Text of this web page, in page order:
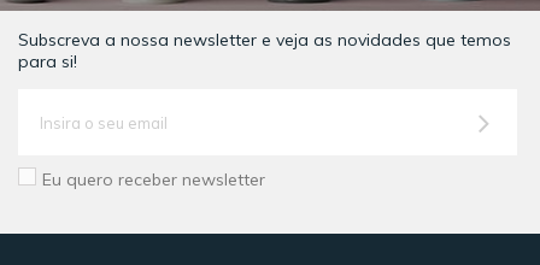
Subscreva a nossa newsletter e veja as novidades que temos
para si!
Eu quero receber newsletter